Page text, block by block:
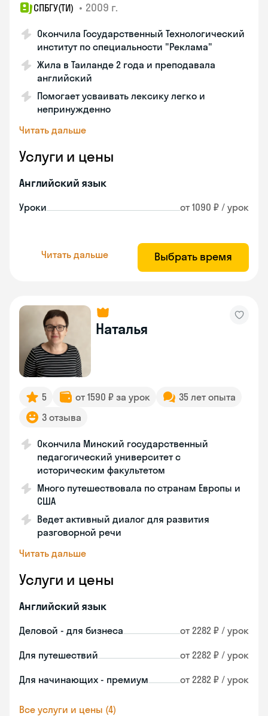
СПБГУ(ТИ) • 2009 г.
Окончила Государственный Технологический
институт по специальности "Реклама"
Жила в Таиланде 2 года и преподавала
английский
Помогает усваивать лексику легко и
непринужденно
Читать дальше
Услуги и цены
Английский язык
Уроки от 1090 ₽ / урок
Читать дальше Выбрать время
Наталья
5 от 1590 ₽ за урок
35 лет опыта
3 отзыва
Окончила Минский государственный
педагогический университет с
историческим факультетом
Много путешествовала по странам Европы и
США
Ведет активный диалог для развития
разговорной речи
Читать дальше
Услуги и цены
Английский язык
Деловой - для бизнеса от 2282 ₽ / урок
Для путешествий от 2282 ₽ / урок
Для начинающих - премиум от 2282 ₽ / урок
Все услуги и цены (4)